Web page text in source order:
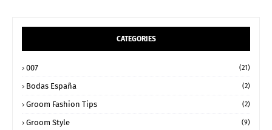
CATEGORIES
007 (21)
Bodas España (2)
Groom Fashion Tips (2)
Groom Style (9)